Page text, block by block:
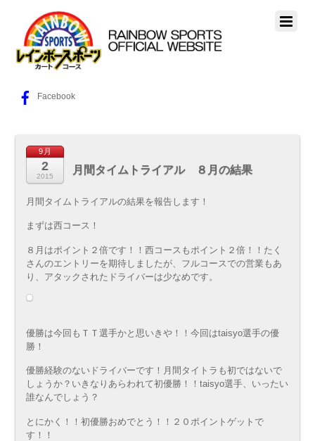
Facebook
9月
2
2015
月間タイムトライアル ８月の結果
月間タイムトライアルの結果を報告します！
まずは西コース！
８月はポイント２倍です！！西コースもポイント２倍！！たく
さんのエントリーを期待しましたが、フルコースでの営業もあ
り、アタックされたドライバーは少なめです。
優勝は今回もＴＴ選手かと思いきや！！今回はtaisyo選手の優
勝！
優勝経験のないドライバーです！月間タイトラも初ではないで
しょうか？いきなりあらわれて初優勝！！taisyo選手、いったい
誰なんでしょう？
とにかく！！初優勝おめでとう！！２０ポイントゲットで
す！！